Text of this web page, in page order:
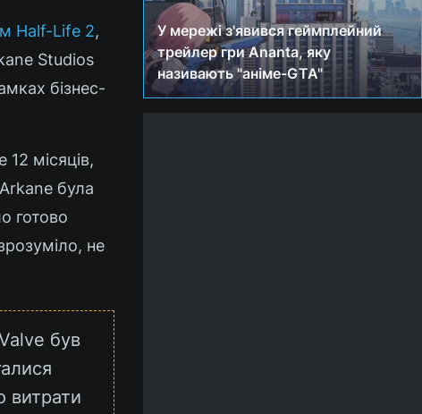
Half-Life 2,
Studios
бізнес-
місяців,
була
готово
не
був
витрати
У мережі з'явився геймплейний
трейлер гри Ananta, яку
називають "аніме-GTA"